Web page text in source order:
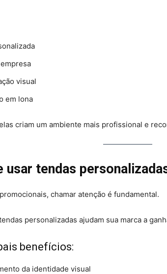
visual
em lona
criam um ambiente mais profissional e
usar tendas
chamar atenção é fundamental.
personalizadas ajudam sua marca a
benefícios:
da identidade visual